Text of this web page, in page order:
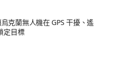
克蘭無人機在 GPS 干擾、遙
定目標